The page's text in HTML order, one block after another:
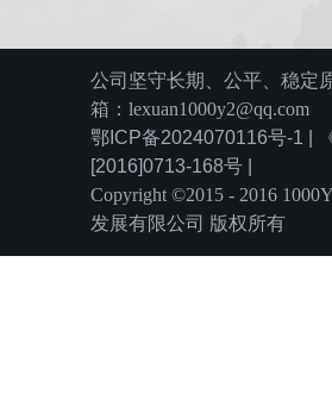
公司坚守长期、公平、稳定
箱：lexuan1000y2@qq.com
鄂ICP备2024070116号-1 |
[2016]0713-168号 |
Copyright ©2015 - 2016
发展有限公司 版权所有